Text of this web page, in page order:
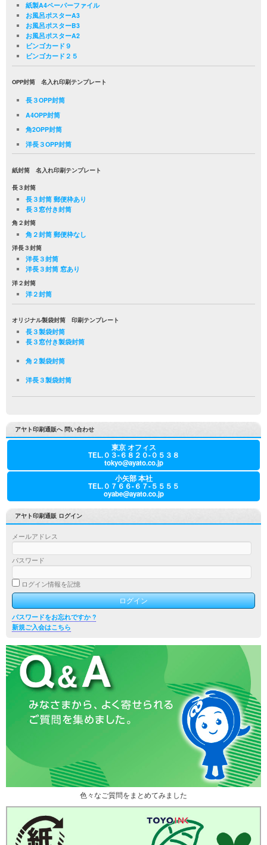
紙製A4ペーパーファイル
お風呂ポスターA3
お風呂ポスターB3
お風呂ポスターA2
ビンゴカード９
ビンゴカード２５
OPP封筒 名入れ印刷テンプレート
長３OPP封筒
A4OPP封筒
角2OPP封筒
洋長３OPP封筒
紙封筒 名入れ印刷テンプレート
長３封筒
長３封筒 郵便枠あり
長３窓付き封筒
角２封筒
角２封筒 郵便枠なし
洋長３封筒
洋長３封筒
洋長３封筒 窓あり
洋２封筒
洋２封筒
オリジナル製袋封筒 印刷テンプレート
長３製袋封筒
長３窓付き製袋封筒
角２製袋封筒
洋長３製袋封筒
アヤト印刷通販へ 問い合わせ
東京 オフィス
TEL.０３-６８２０-０５３８
tokyo@ayato.co.jp
小矢部 本社
TEL.０７６６-６７-５５５５
oyabe@ayato.co.jp
アヤト印刷通販 ログイン
メールアドレス
パスワード
ログイン情報を記憶
パスワードをお忘れですか ?
新規ご入会はこちら
色々なご質問をまとめてみました